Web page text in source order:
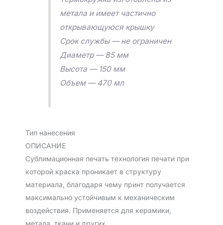
метала и имеет частично
открывающуюся крышку
Срок службы — не ограничен
Диаметр — 85 мм
Высота — 150 мм
Объем — 470 мл
Тип нанесения
ОПИСАНИЕ
Сублимационная печать технология печати при
которой краска проникает в структуру
материала, благодаря чему принт получается
максимально устойчивым к механическим
воздействия. Применяется для керамики,